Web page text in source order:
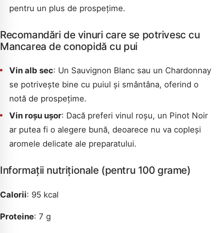
pentru un plus de prospețime.
Recomandări de vinuri care se potrivesc cu
Mancarea de conopidă cu pui
Vin alb sec: Un Sauvignon Blanc sau un Chardonnay
se potrivește bine cu puiul și smântâna, oferind o
notă de prospețime.
Vin roșu ușor: Dacă preferi vinul roșu, un Pinot Noir
ar putea fi o alegere bună, deoarece nu va copleși
aromele delicate ale preparatului.
Informații nutriționale (pentru 100 grame)
Calorii: 95 kcal
Proteine: 7 g